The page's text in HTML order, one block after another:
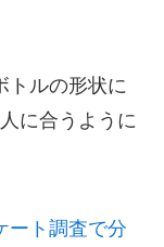
トルの形状に
に合うように
ート調査で分